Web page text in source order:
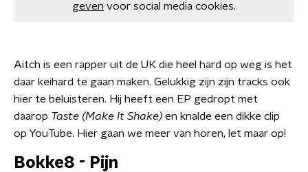
geven voor social media cookies.
Aitch is een rapper uit de UK die heel hard op weg is het
daar keihard te gaan maken. Gelukkig zijn zijn tracks ook
hier te beluisteren. Hij heeft een EP gedropt met
daarop Taste (Make It Shake) en knalde een dikke clip
op YouTube. Hier gaan we meer van horen, let maar op!
Bokke8 - Pijn